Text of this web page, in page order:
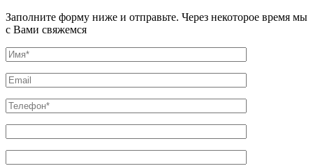
Заполните форму ниже и отправьте. Через некоторое время мы
с Вами свяжемся